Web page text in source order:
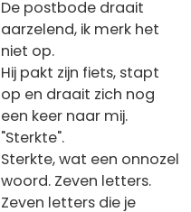
De postbode draait
aarzelend, ik merk het
niet op.
Hij pakt zijn fiets, stapt
op en draait zich nog
een keer naar mij.
"Sterkte".
Sterkte, wat een onnozel
woord. Zeven letters.
Zeven letters die je